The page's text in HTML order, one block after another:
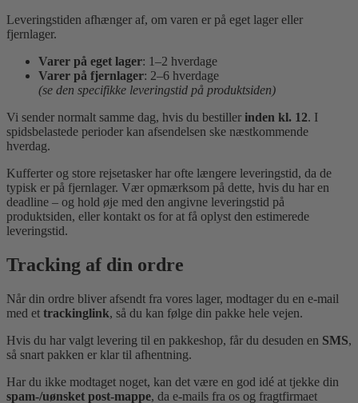
Leveringstiden afhænger af, om varen er på eget lager eller
fjernlager.
Varer på eget lager: 1–2 hverdage
Varer på fjernlager: 2–6 hverdage
(se den specifikke leveringstid på produktsiden)
Vi sender normalt samme dag, hvis du bestiller inden kl. 12. I
spidsbelastede perioder kan afsendelsen ske næstkommende
hverdag.
Kufferter og store rejsetasker har ofte længere leveringstid, da de
typisk er på fjernlager. Vær opmærksom på dette, hvis du har en
deadline – og hold øje med den angivne leveringstid på
produktsiden, eller kontakt os for at få oplyst den estimerede
leveringstid.
Tracking af din ordre
Når din ordre bliver afsendt fra vores lager, modtager du en e-mail
med et trackinglink, så du kan følge din pakke hele vejen.
Hvis du har valgt levering til en pakkeshop, får du desuden en SMS,
så snart pakken er klar til afhentning.
Har du ikke modtaget noget, kan det være en god idé at tjekke din
spam-/uønsket post-mappe, da e-mails fra os og fragtfirmaet